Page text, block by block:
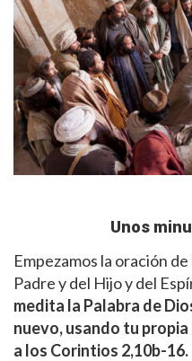
Unos
Empezamos la oración
Padre y del Hijo y del
medita la Palabra de
nuevo, usando tu propia
a los Corintios 2,10b-16.